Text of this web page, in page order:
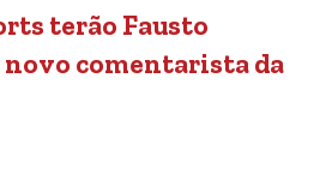
terão Fausto
comentarista da